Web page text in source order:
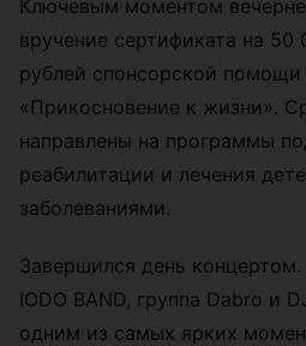
Ключевым моментом
вручение сертификата на 50
рублей спонсорской помощи
«Прикосновение к жизни».
направлены на программы
реабилитации и лечения
заболеваниями.
Завершился день
IODO BAND, группа Dabro и
одним из самых ярких